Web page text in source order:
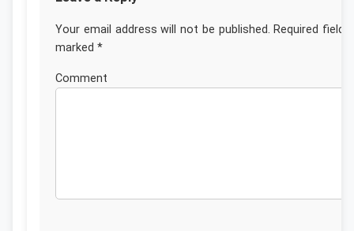
Your email address will not be published. Required fields
marked *